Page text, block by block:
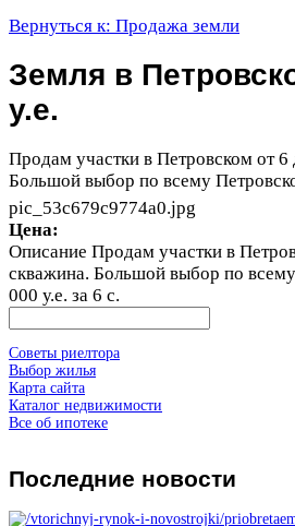
Вернуться к: Продажа земли
Земля в
у.е.
Продам участки в Петровском от 6
Большой выбор по всему
pic_53c679c9774a0.jpg
Цена:
Описание Продам участки в
скважина. Большой выбор по
000 у.е. за 6 с.
Советы риелтора
Выбор жилья
Карта сайта
Каталог недвижимости
Все об ипотеке
Последние новости